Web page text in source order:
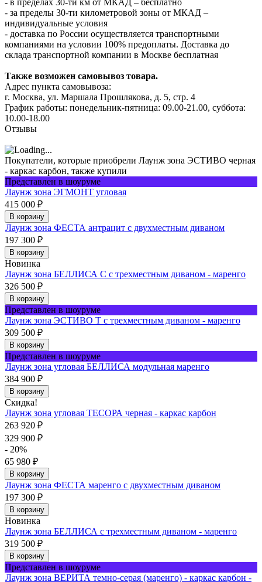
- за пределы 30-ти километровой зоны от МКАД –
индивидуальные условия
- доставка по России осуществляется транспортными
компаниями на условии 100% предоплаты. Доставка до
склада транспортной компании в Москве бесплатная
Также возможен самовывоз товара.
Адрес пункта самовывоза:
г. Москва, ул. Маршала Прошлякова, д. 5, стр. 4
График работы: понедельник-пятница: 09.00-21.00, суббота:
10.00-18.00
Отзывы
Покупатели, которые приобрели Лаунж зона ЭСТИВО черная
- каркас карбон, также купили
Представлен в шоуруме
Лаунж зона ЭГМОНТ угловая
415 000 ₽
В корзину
Лаунж зона ФЕСТА антрацит с двухместным диваном
197 300 ₽
В корзину
Новинка
Лаунж зона БЕЛЛИСА С с трехместным диваном - маренго
326 500 ₽
В корзину
Представлен в шоуруме
Лаунж зона ЭСТИВО T с трехместным диваном - маренго
309 500 ₽
В корзину
Представлен в шоуруме
Лаунж зона угловая БЕЛЛИСА модульная маренго
384 900 ₽
В корзину
Скидка!
Лаунж зона угловая ТЕСОРА черная - каркас карбон
263 920 ₽
329 900 ₽
- 20%
65 980 ₽
В корзину
Лаунж зона ФЕСТА маренго с двухместным диваном
197 300 ₽
В корзину
Новинка
Лаунж зона БЕЛЛИСА с трехместным диваном - маренго
319 500 ₽
В корзину
Представлен в шоуруме
Лаунж зона ВЕРИТА темно-серая (маренго) - каркас карбон -